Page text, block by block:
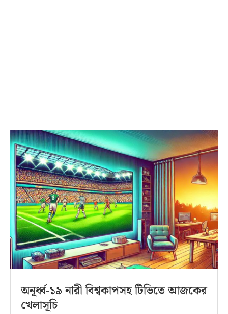
অনূর্ধ্ব-১৯ নারী বিশ্বকাপসহ টিভিতে আজকের
খেলাসূচি